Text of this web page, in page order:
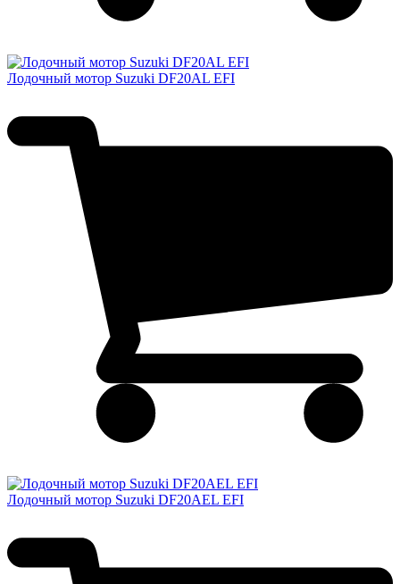
Лодочный мотор Suzuki DF20AL EFI
Лодочный мотор Suzuki DF20AEL EFI